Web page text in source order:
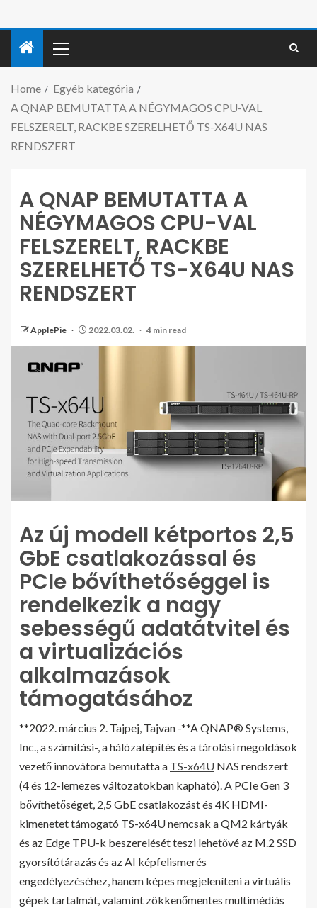
Home
Egyéb kategória
A QNAP BEMUTATTA A NÉGYMAGOS CPU-VAL
FELSZERELT, RACKBE SZERELHETŐ TS-X64U NAS
RENDSZERT
A QNAP BEMUTATTA A
NÉGYMAGOS CPU-VAL
FELSZERELT, RACKBE
SZERELHETŐ TS-X64U NAS
RENDSZERT
ApplePie 2022.03.02. 4 min read
Az új modell kétportos 2,5
GbE csatlakozással és
PCIe bővíthetőséggel is
rendelkezik a nagy
sebességű adatátvitel és
a virtualizációs
alkalmazások
támogatásához
**2022. március 2. Tajpej, Tajvan -**A QNAP® Systems,
Inc., a számítási-, a hálózatépítés és a tárolási megoldások
vezető innovátora bemutatta a TS-x64U NAS rendszert
(4 és 12-lemezes változatokban kapható). A PCIe Gen 3
bővíthetőséget, 2,5 GbE csatlakozást és 4K HDMI-
kimenetet támogató TS-x64U nemcsak a QM2 kártyák
és az Edge TPU-k beszerelését teszi lehetővé az M.2 SSD
gyorsítótárazás és az AI képfelismerés
engedélyezéséhez, hanem képes megjeleníteni a virtuális
gépek tartalmát, valamint zökkenőmentes multimédiás